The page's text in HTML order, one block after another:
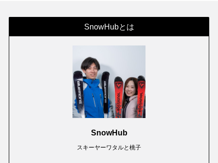
SnowHubとは
SnowHub
スキーヤーワタルと桃子